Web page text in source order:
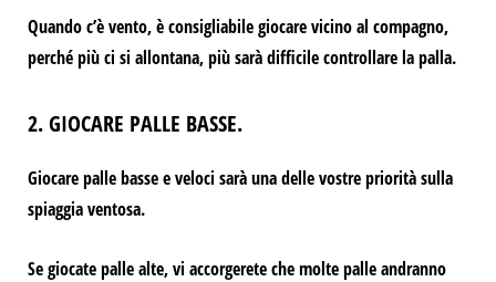
Quando c’è vento, è consigliabile giocare vicino al compagno,
perché più ci si allontana, più sarà difficile controllare la palla.
2. GIOCARE PALLE BASSE.
Giocare palle basse e veloci sarà una delle vostre priorità sulla
spiaggia ventosa.
Se giocate palle alte, vi accorgerete che molte palle andranno